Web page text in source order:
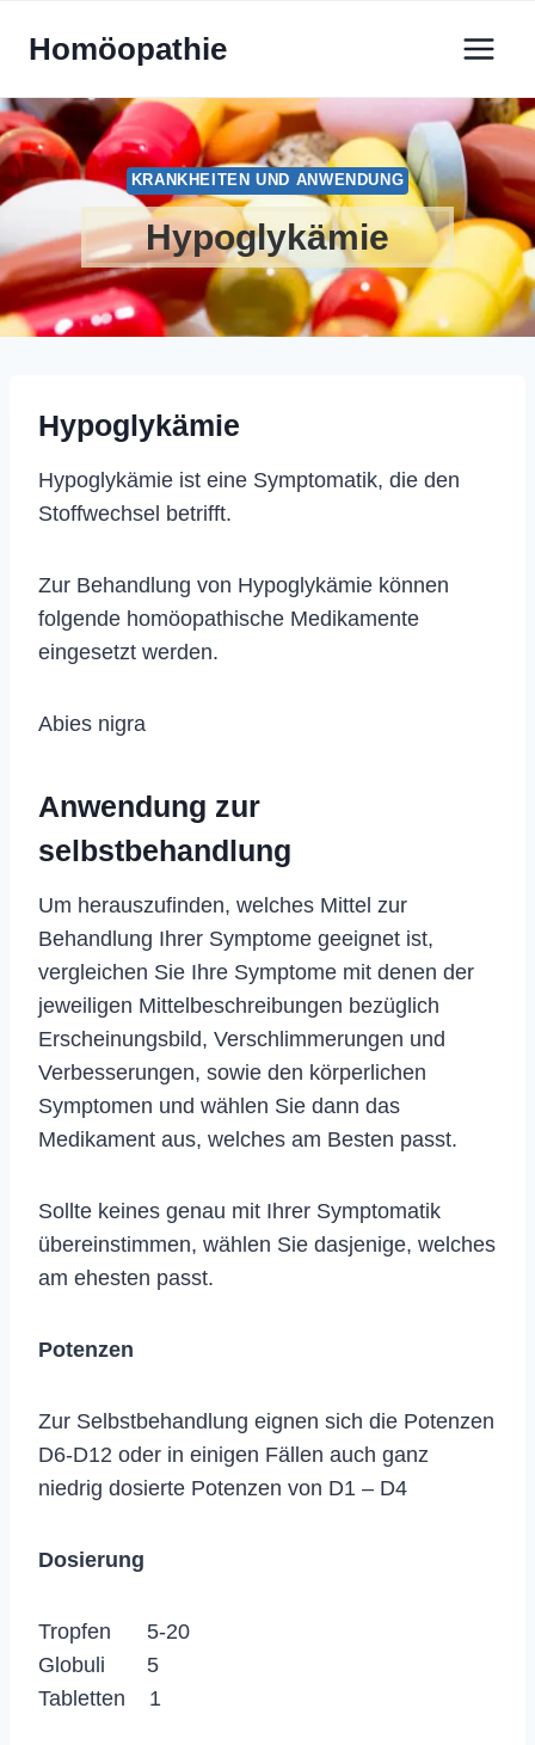
InhaltHomöopathie
KRANKHEITEN UND ANWENDUNG
Hypoglykämie
Hypoglykämie
Hypoglykämie ist eine Symptomatik, die den
Stoffwechsel betrifft.
Zur Behandlung von Hypoglykämie können
folgende homöopathische Medikamente
eingesetzt werden.
Abies nigra
Anwendung zur
selbstbehandlung
Um herauszufinden, welches Mittel zur
Behandlung Ihrer Symptome geeignet ist,
vergleichen Sie Ihre Symptome mit denen der
jeweiligen Mittelbeschreibungen bezüglich
Erscheinungsbild, Verschlimmerungen und
Verbesserungen, sowie den körperlichen
Symptomen und wählen Sie dann das
Medikament aus, welches am Besten passt.
Sollte keines genau mit Ihrer Symptomatik
übereinstimmen, wählen Sie dasjenige, welches
am ehesten passt.
Potenzen
Zur Selbstbehandlung eignen sich die Potenzen
D6-D12 oder in einigen Fällen auch ganz
niedrig dosierte Potenzen von D1 – D4
Dosierung
Tropfen 5-20
Globuli 5
Tabletten 1